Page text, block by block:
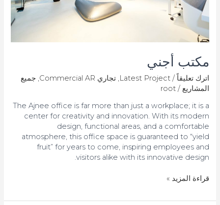
مكتب أجني
اترك تعليقاً /
Latest Project
,تجاري Commercial AR , جميع
المشاريع /
root
The Ajnee office is far more than just a workplace; it is a
center for creativity and innovation. With its modern
design, functional areas, and a comfortable
atmosphere, this office space is guaranteed to “yield
fruit” for years to come, inspiring employees and
visitors alike with its innovative design.
قراءة المزيد »